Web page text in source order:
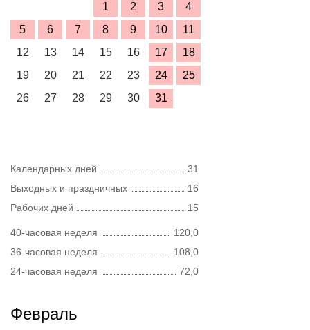
1
2 3
4
5
6 7 8 9 10
11
12
13 14 15 16 17
18
19
20 21 22 23 24
25
26
27 28 29 30 31
Календарных дней
31
Выходных и праздничных
16
Рабочих дней
15
40-часовая неделя
120,0
36-часовая неделя
108,0
24-часовая неделя
72,0
Февраль